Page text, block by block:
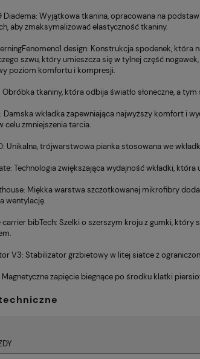
Diadema: Wyjątkowa tkanina, opracowana na
aby zmaksymalizować elastyczność tkaniny.
design: Konstrukcja spodenek, która
szwu, który umieszcza się w tylnej część
poziom komfortu i kompresji.
tkaniny, która odbija światło słoneczne, a
Damska wkładka zapewniająca najwyższy komfort i
celu zmniejszenia tarcia.
Unikalna, trójwarstwowa pianka stosowana we
Technologia zwiększająca wydajność wkładki, która
Miękka warstwa szczotkowanej mikrofibry
wentylację.
carrier bibTech: Szelki o szerszym kroju z gumki,
V3: Stabilizator grzbietowy w litej siatce z
Magnetyczne zapięcie biegnące po środku klatki